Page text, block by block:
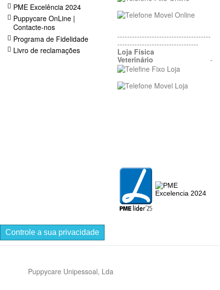
PME Excelência 2024
Puppycare OnLine |
Contacte-nos
Programa de Fidelidade
Livro de reclamações
--------------------------------------
---------------------------------
Loja Física
Veterinário -
Controle a sua privacidade
Puppycare Unipessoal, Lda